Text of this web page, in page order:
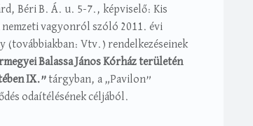
Béri B. Á. u. 5-7., képviselő: Kis
vagyonról szóló 2011. évi
(továbbiakban: Vtv.) rendelkezéseinek
Balassa János Kórház területén
IX.”tárgyban, a „Pavilon”
odaítélésének céljából.